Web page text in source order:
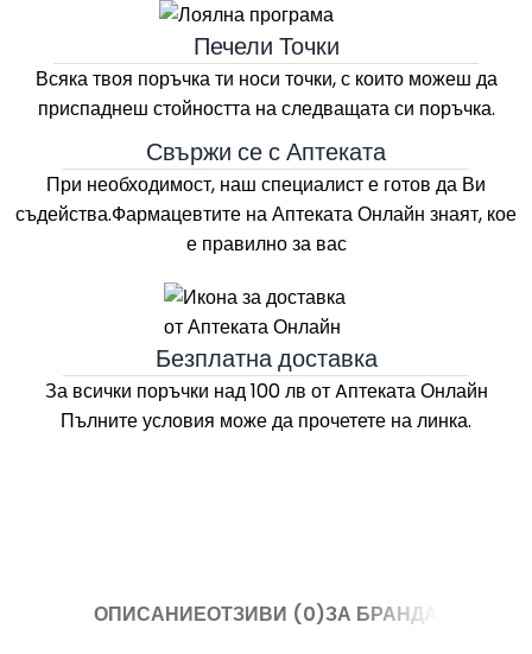
Печели Точки
Всяка твоя поръчка ти носи точки, с които можеш да
приспаднеш стойността на следващата си поръчка.
Свържи се с Аптеката
При необходимост, наш специалист е готов да Ви
съдейства.Фармацевтите наАптеката Онлайн знаят, кое
е правилно за вас
Безплатна доставка
За всички поръчки над 100 лв от Aптеката Онлайн
Пълните условия може да прочетете на линка.
ОПИСАНИЕОТЗИВИ (0)ЗА БРАНДА